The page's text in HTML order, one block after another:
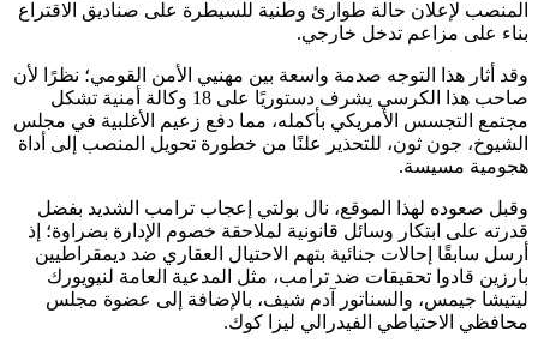
المنصب لإعلان حالة طوارئ وطنية للسيطرة على صناديق الاقتراع
بناء على مزاعم تدخل خارجي.
وقد أثار هذا التوجه صدمة واسعة بين مهنيي الأمن القومي؛ نظرًا لأن
صاحب هذا الكرسي يشرف دستوريًا على 18 وكالة أمنية تشكل
مجتمع التجسس الأمريكي بأكمله، مما دفع زعيم الأغلبية في مجلس
الشيوخ، جون ثون، للتحذير علنًا من خطورة تحويل المنصب إلى أداة
هجومية مسيسة.
وقبل صعوده لهذا الموقع، نال بولتي إعجاب ترامب الشديد بفضل
قدرته على ابتكار وسائل قانونية لملاحقة خصوم الإدارة بضراوة؛ إذ
أرسل سابقًا إحالات جنائية بتهم الاحتيال العقاري ضد ديمقراطيين
بارزين قادوا تحقيقات ضد ترامب، مثل المدعية العامة لنيويورك
ليتيشا جيمس، والسناتور آدم شيف، بالإضافة إلى عضوة مجلس
محافظي الاحتياطي الفيدرالي ليزا كوك.